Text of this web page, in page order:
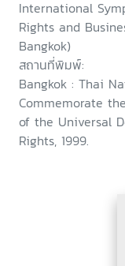
24th October
International
Rights and
Bangkok)
สถานที่พิมพ์:
Bangkok : Thai
Commemorate
of the Universal
Rights, 1999.